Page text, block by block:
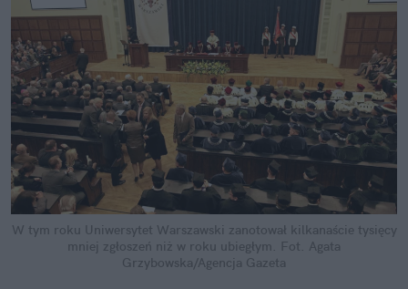
W tym roku Uniwersytet Warszawski zanotował kilkanaście tysięcy
mniej zgłoszeń niż w roku ubiegłym. Fot. Agata
Grzybowska/Agencja Gazeta